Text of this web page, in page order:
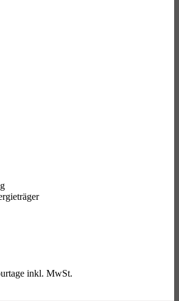
inkl. MwSt.